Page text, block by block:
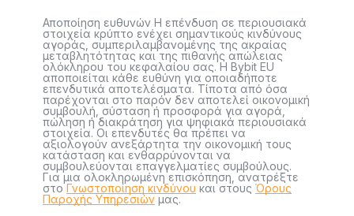
Αποποίηση ευθυνών Η επένδυση σε περιουσιακά
στοιχεία κρύπτο ενέχει σημαντικούς κινδύνους
αγοράς, συμπεριλαμβανομένης της ακραίας
μεταβλητότητας και της πιθανής απώλειας
ολόκληρου του κεφαλαίου σας. Η Bybit EU
αποποιείται κάθε ευθύνη για οποιαδήποτε
επενδυτικά αποτελέσματα. Τίποτα από όσα
παρέχονται στο παρόν δεν αποτελεί οικονομική
συμβουλή, σύσταση ή προσφορά για αγορά,
πώληση ή διακράτηση για ψηφιακά περιουσιακά
στοιχεία. Οι επενδυτές θα πρέπει να
αξιολογούν ανεξάρτητα την οικονομική τους
κατάσταση και ενθαρρύνονται να
συμβουλεύονται επαγγελματίες συμβούλους.
Για μια ολοκληρωμένη επισκόπηση, ανατρέξτε
στοΓνωστοποίηση κινδύνου και στους Όρους
Παροχής Υπηρεσιών μας.